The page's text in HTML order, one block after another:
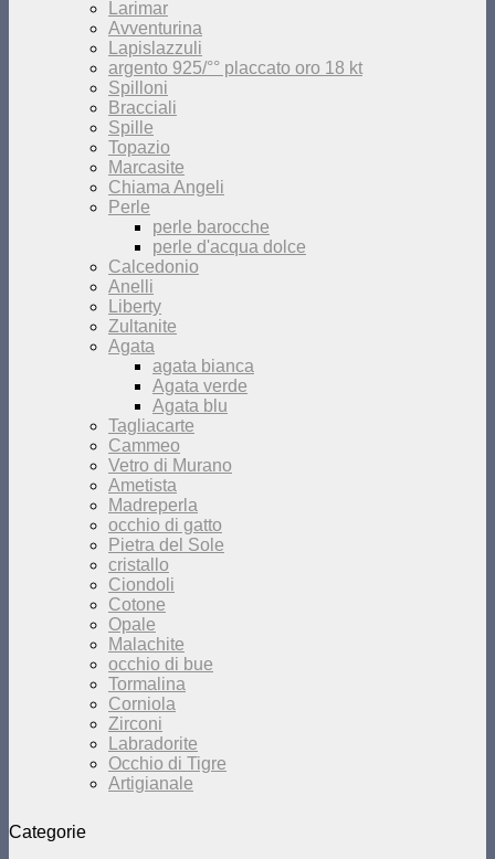
Larimar
Avventurina
Lapislazzuli
argento 925/°° placcato oro 18 kt
Spilloni
Bracciali
Spille
Topazio
Marcasite
Chiama Angeli
Perle
perle barocche
perle d'acqua dolce
Calcedonio
Anelli
Liberty
Zultanite
Agata
agata bianca
Agata verde
Agata blu
Tagliacarte
Cammeo
Vetro di Murano
Ametista
Madreperla
occhio di gatto
Pietra del Sole
cristallo
Ciondoli
Cotone
Opale
Malachite
occhio di bue
Tormalina
Corniola
Zirconi
Labradorite
Occhio di Tigre
Artigianale
Categorie